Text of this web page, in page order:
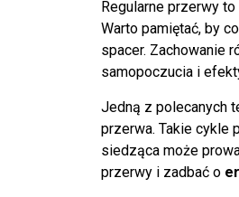
Regularne przerwy
Warto pamiętać, by
spacer. Zachowanie
samopoczucia i
Jedną z polecanych
przerwa. Takie cykle
siedząca może
przerwy i zadbać o